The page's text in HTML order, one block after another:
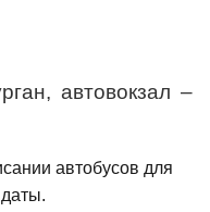
автовокзал –
автобусов для